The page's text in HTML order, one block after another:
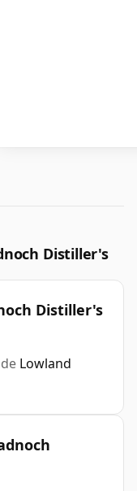
Distiller's
Distiller's
Lowland